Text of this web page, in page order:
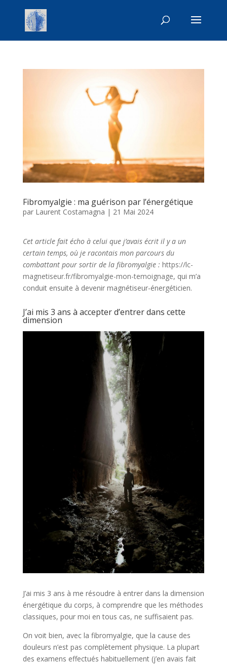
Fibromyalgie : ma guérison par l’énergétique
par Laurent Costamagna | 21 Mai 2024
Cet article fait écho à celui que j’avais écrit il y a un
certain temps, où je racontais mon parcours du
combattant pour sortir de la fibromyalgie : https://lc-
magnetiseur.fr/fibromyalgie-mon-temoignage, qui m’a
conduit ensuite à devenir magnétiseur-énergéticien.
J’ai mis 3 ans à accepter d’entrer dans cette
dimension
J’ai mis 3 ans à me résoudre à entrer dans la dimension
énergétique du corps, à comprendre que les méthodes
classiques, pour moi en tous cas, ne suffisaient pas.
On voit bien, avec la fibromyalgie, que la cause des
douleurs n’est pas complètement physique. La plupart
des examens effectués habituellement (j’en avais fait